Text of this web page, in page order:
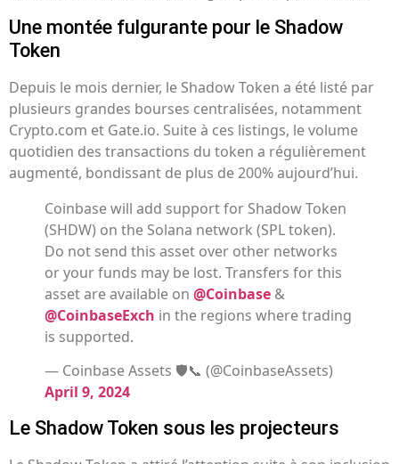
Une montée fulgurante pour le Shadow
Token
Depuis le mois dernier, le Shadow Token a été listé par
plusieurs grandes bourses centralisées, notamment
Crypto.com et Gate.io. Suite à ces listings, le volume
quotidien des transactions du token a régulièrement
augmenté, bondissant de plus de 200% aujourd’hui.
Coinbase will add support for Shadow Token
(SHDW) on the Solana network (SPL token).
Do not send this asset over other networks
or your funds may be lost. Transfers for this
asset are available on @Coinbase &
@CoinbaseExch in the regions where trading
is supported.
— Coinbase Assets 🛡️📞 (@CoinbaseAssets)
April 9, 2024
Le Shadow Token sous les projecteurs